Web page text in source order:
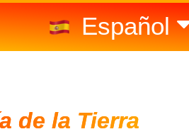
Español
English
de la Tierra